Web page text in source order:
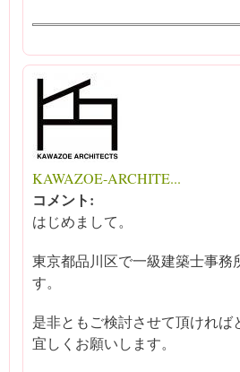
KAWAZOE-ARCHITE...
コメント:
はじめまして。
東京都品川区で一級建築士事務
す。
是非ともご検討させて頂ければ
宜しくお願いします。